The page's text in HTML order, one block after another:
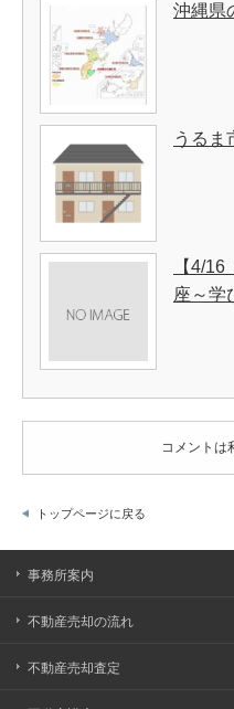
沖縄県
うる
【4/
座～学
コメントは
トップページに戻る
事務所案内
不動産売却の流れ
不動産売却査定